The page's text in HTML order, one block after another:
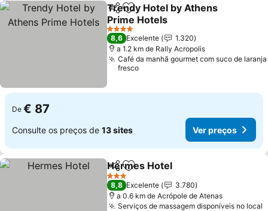
PartilharAdicionar aos favoritos
Trendy Hotel by Athens
Prime Hotels
4 Estrelas
8,6 Excelente
1.320
a 1.2 km de Rally Acropolis
Café da manhã gourmet com suco de laranja
fresco
De € 87
Consulte os preços de 13 sites Ver preços
PartilharAdicionar aos favoritos
Hermes Hotel
3 Estrelas
8,8 Excelente
3.780
a 0.6 km de Acrópole de Atenas
Serviços de massagem disponíveis no local